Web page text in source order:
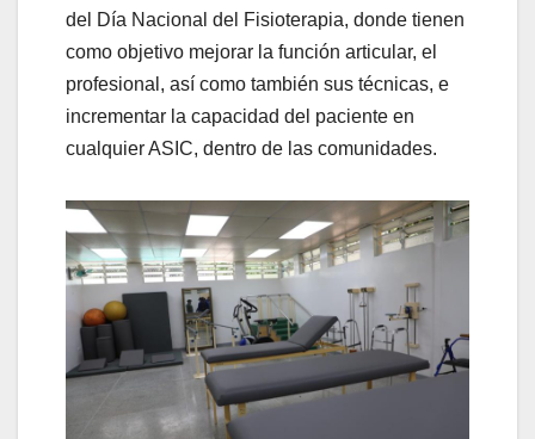
del Día Nacional del Fisioterapia, donde tienen
como objetivo mejorar la función articular, el
profesional, así como también sus técnicas, e
incrementar la capacidad del paciente en
cualquier ASIC, dentro de las comunidades.